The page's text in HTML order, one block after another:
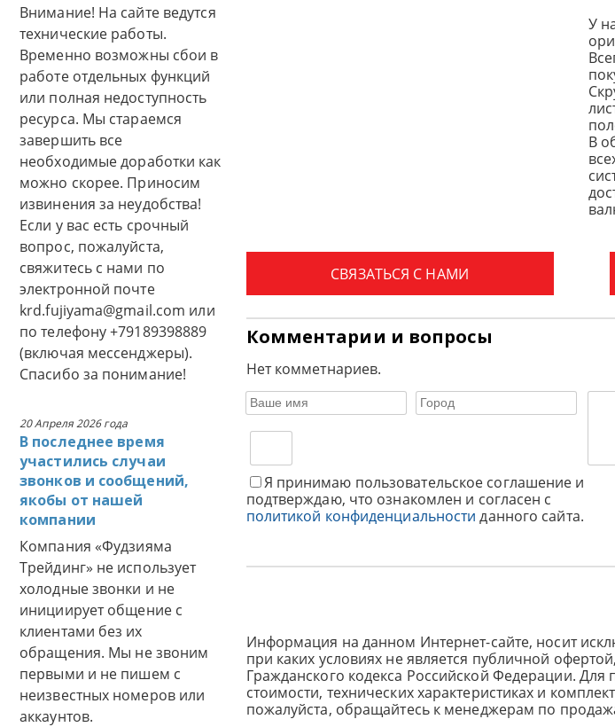
Внимание! На сайте ведутся
технические работы.
Временно возможны сбои в
работе отдельных функций
или полная недоступность
ресурса. Мы стараемся
завершить все
необходимые доработки как
можно скорее. Приносим
извинения за неудобства!
Если у вас есть срочный
вопрос, пожалуйста,
свяжитесь с нами по
электронной почте
krd.fujiyama@gmail.com или
по телефону +79189398889
(включая мессенджеры).
Спасибо за понимание!
20 Апреля 2026 года
В последнее время
участились случаи
звонков и сообщений,
якобы от нашей
компании
Компания «Фудзияма
Трейдинг» не использует
холодные звонки и не
инициирует общение с
клиентами без их
обращения. Мы не звоним
первыми и не пишем с
неизвестных номеров или
аккаунтов.
У
В
СВЯЗАТЬСЯ С НАМИ
Комментарии и вопросы
Нет комметнариев.
Я принимаю пользовательское соглашение и
подтверждаю, что ознакомлен и согласен с
политикой конфиденциальности данного сайта.
Информация на данном Интернет-сайте, носит
при каких условиях не является публичной
Гражданского кодекса Российской Федерации.
стоимости, технических характеристиках и
пожалуйста, обращайтесь к менеджерам по